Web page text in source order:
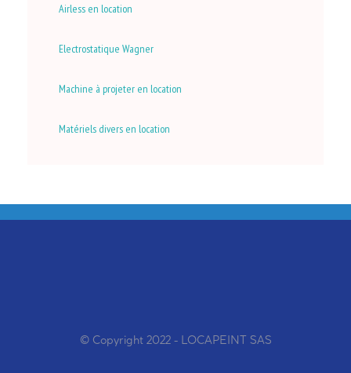
Airless en location
Electrostatique Wagner
Machine à projeter en location
Matériels divers en location
© Copyright 2022 - LOCAPEINT SAS